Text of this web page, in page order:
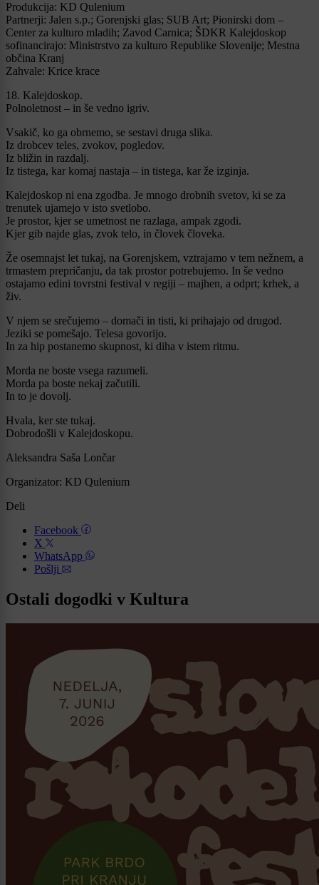
Produkcija: KD Qulenium
Partnerji: Jalen s.p.; Gorenjski glas; SUB Art; Pionirski dom –
Center za kulturo mladih; Zavod Carnica; ŠDKR Kalejdoskop
sofinancirajo: Ministrstvo za kulturo Republike Slovenije; Mestna
občina Kranj
Zahvale: Krice krace
18. Kalejdoskop.
Polnoletnost – in še vedno igriv.
Vsakič, ko ga obrnemo, se sestavi druga slika.
Iz drobcev teles, zvokov, pogledov.
Iz bližin in razdalj.
Iz tistega, kar komaj nastaja – in tistega, kar že izginja.
Kalejdoskop ni ena zgodba. Je mnogo drobnih svetov, ki se za
trenutek ujamejo v isto svetlobo.
Je prostor, kjer se umetnost ne razlaga, ampak zgodi.
Kjer gib najde glas, zvok telo, in človek človeka.
Že osemnajst let tukaj, na Gorenjskem, vztrajamo v tem nežnem, a
trmastem prepričanju, da tak prostor potrebujemo. In še vedno
ostajamo edini tovrstni festival v regiji – majhen, a odprt; krhek, a
živ.
V njem se srečujemo – domači in tisti, ki prihajajo od drugod.
Jeziki se pomešajo. Telesa govorijo.
In za hip postanemo skupnost, ki diha v istem ritmu.
Morda ne boste vsega razumeli.
Morda pa boste nekaj začutili.
In to je dovolj.
Hvala, ker ste tukaj.
Dobrodošli v Kalejdoskopu.
Aleksandra Saša Lončar
Organizator: KD Qulenium
Deli
Facebook
X
WhatsApp
Pošlji
Ostali dogodki v Kultura